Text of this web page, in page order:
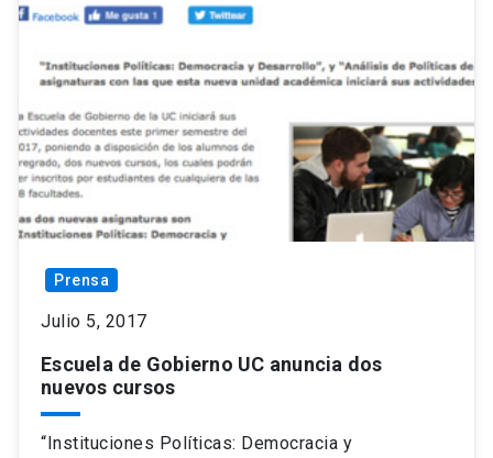
Prensa
Julio 5, 2017
Escuela de Gobierno UC anuncia dos
nuevos cursos
“Instituciones Políticas: Democracia y